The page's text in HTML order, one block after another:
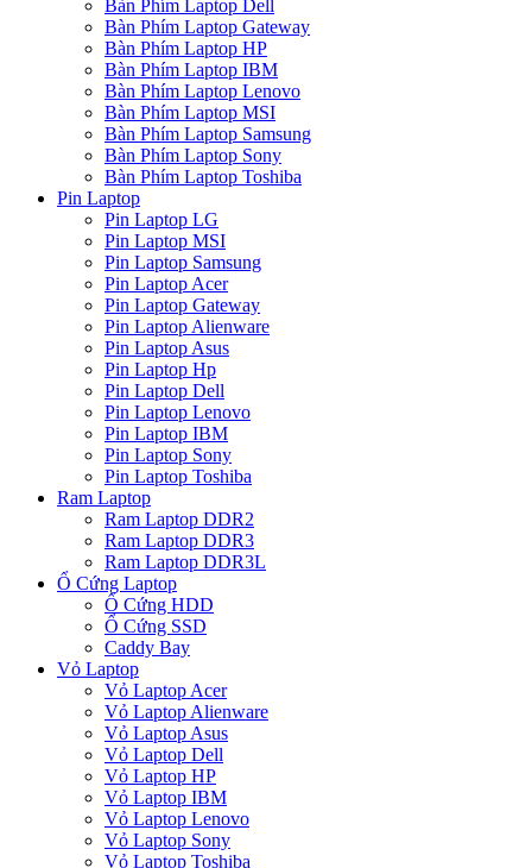
Bàn Phím Laptop Dell
Bàn Phím Laptop Gateway
Bàn Phím Laptop HP
Bàn Phím Laptop IBM
Bàn Phím Laptop Lenovo
Bàn Phím Laptop MSI
Bàn Phím Laptop Samsung
Bàn Phím Laptop Sony
Bàn Phím Laptop Toshiba
Pin Laptop
Pin Laptop LG
Pin Laptop MSI
Pin Laptop Samsung
Pin Laptop Acer
Pin Laptop Gateway
Pin Laptop Alienware
Pin Laptop Asus
Pin Laptop Hp
Pin Laptop Dell
Pin Laptop Lenovo
Pin Laptop IBM
Pin Laptop Sony
Pin Laptop Toshiba
Ram Laptop
Ram Laptop DDR2
Ram Laptop DDR3
Ram Laptop DDR3L
Ổ Cứng Laptop
Ổ Cứng HDD
Ổ Cứng SSD
Caddy Bay
Vỏ Laptop
Vỏ Laptop Acer
Vỏ Laptop Alienware
Vỏ Laptop Asus
Vỏ Laptop Dell
Vỏ Laptop HP
Vỏ Laptop IBM
Vỏ Laptop Lenovo
Vỏ Laptop Sony
Vỏ Laptop Toshiba